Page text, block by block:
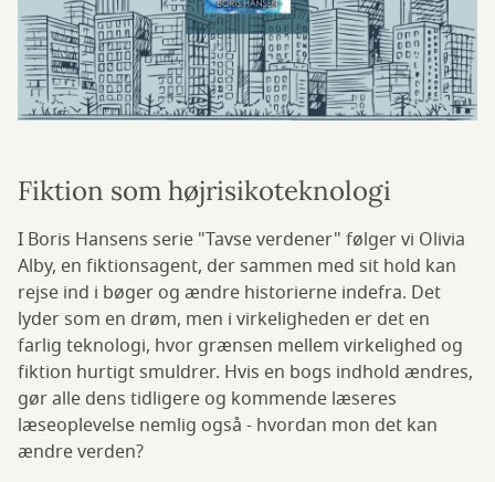
Fiktion som højrisikoteknologi
I Boris Hansens serie "Tavse verdener" følger vi Olivia
Alby, en fiktionsagent, der sammen med sit hold kan
rejse ind i bøger og ændre historierne indefra. Det
lyder som en drøm, men i virkeligheden er det en
farlig teknologi, hvor grænsen mellem virkelighed og
fiktion hurtigt smuldrer. Hvis en bogs indhold ændres,
gør alle dens tidligere og kommende læseres
læseoplevelse nemlig også - hvordan mon det kan
ændre verden?